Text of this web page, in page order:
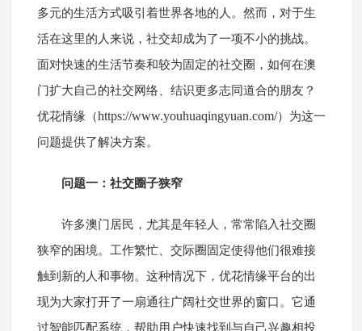
多元的生活方式吸引着世界各地的人。然而，对于生
活在这里的人来说，社交却成为了一项不小的挑战。
面对快速的生活节奏和较为固定的社交圈，如何在澳
门扩大自己的社交网络、结识更多志同道合的朋友？
优花情缘（https://www.youhuaqingyuan.com/）为这一
问题提供了解决方案。
问题一：社交圈子狭窄
许多澳门居民，尤其是年轻人，常常陷入社交圈
狭窄的困境。工作繁忙、交际圈固定使得他们很难接
触到新的人和事物。这种情况下，优花情缘平台的出
现为大家打开了一扇通往广阔社交世界的窗口。它通
过智能匹配系统，帮助用户快速找到与自己兴趣相投